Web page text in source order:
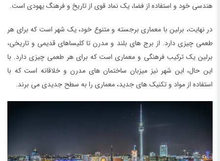
هندسی خود و استفاده از فضا، یک نماد قوی از تاریخ و فرهنگ یهودی است.
در نهایت، برلین با معماری برجسته و متنوع خود، یک شهر است که برای هر
طعمی چیزی دارد. از برج های بلند و مدرن تا کلیساهای قدیمی و تاریخی،
برلین یک ترکیب فرهنگی و معماری است که برای هر طعمی چیزی دارد. با
این حال، این شهر نیز میزبان ساختمان های مدرن و خلاقانه است که با
استفاده از مواد و تکنیک های جدید، معماری را به سطح جدیدی می برند.